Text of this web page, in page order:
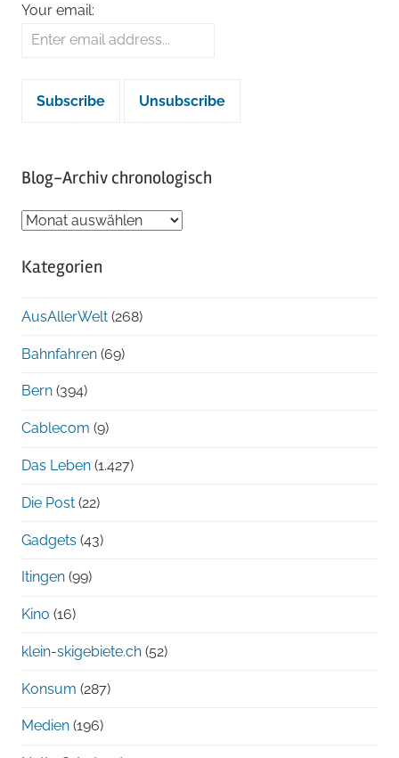
Your email:
Blog-Archiv chronologisch
Blog-
chronologisch
Kategorien
AusAllerWelt (268)
Bahnfahren (69)
Bern (394)
Cablecom (9)
Das Leben (1.427)
Die Post (22)
Gadgets (43)
Itingen (99)
Kino (16)
klein-skigebiete.ch (52)
Konsum (287)
Medien (196)